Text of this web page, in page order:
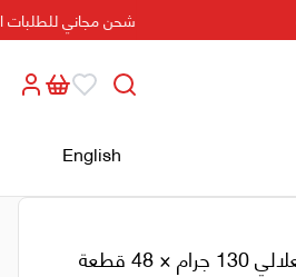
شحن مجاني للطلبات التي
English
48 قطعة